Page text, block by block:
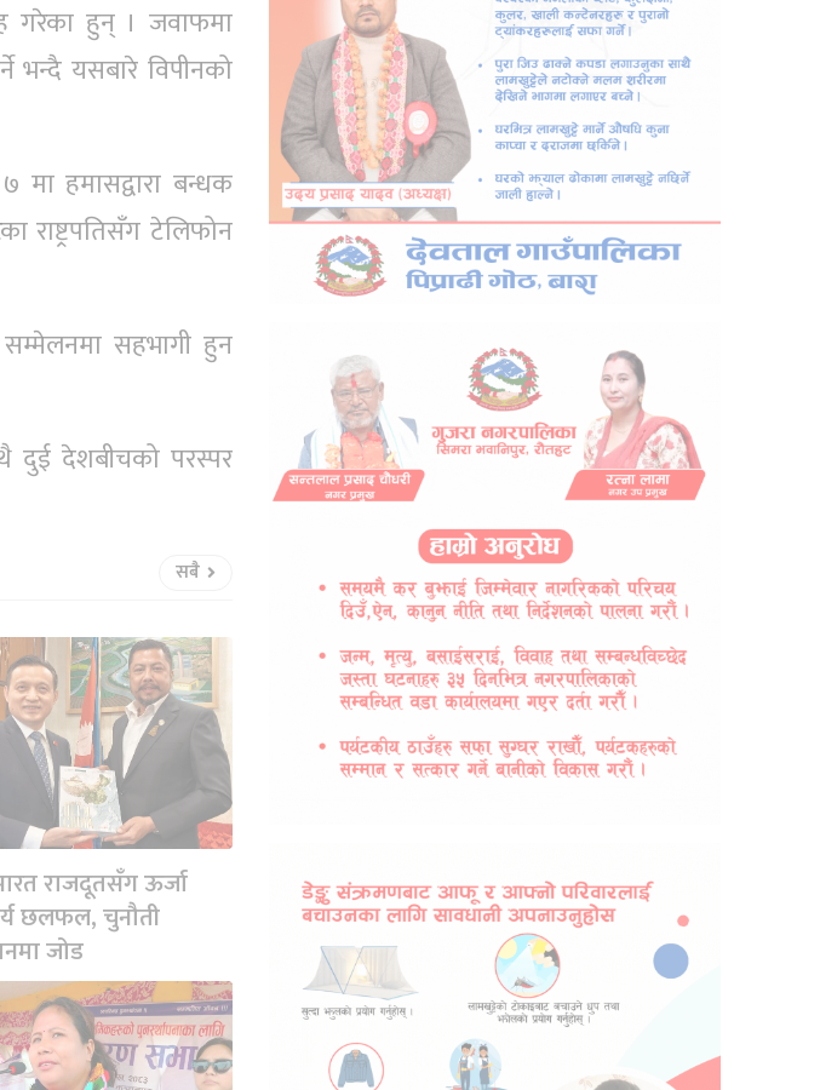
गरेका हुन् । जवाफमा
भन्दै यसबारे विपीनको
मा हमासद्वारा बन्धक
राष्ट्रपतिसँग टेलिफोन
सम्मेलनमा सहभागी हुन
दुई देशबीचको परस्पर
सबै
राजदूतसँग ऊर्जा
छलफल, चुनौती
जोड